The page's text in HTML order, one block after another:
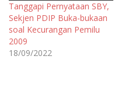
Tanggapi Pernyataan SBY,
Sekjen PDIP Buka-bukaan
soal Kecurangan Pemilu
2009
18/09/2022